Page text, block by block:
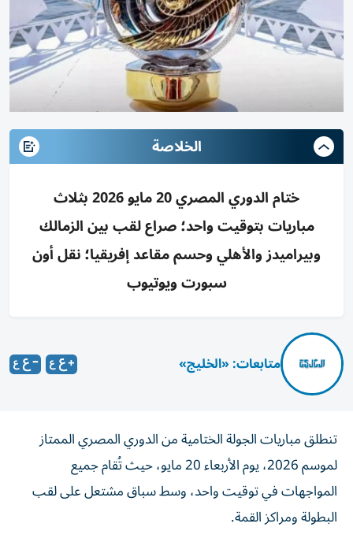
الخلاصة
ختام الدوري المصري 20 مايو 2026 بثلاث
مباريات بتوقيت واحد؛ صراع لقب بين الزمالك
وبيراميدز والأهلي وحسم مقاعد إفريقيا؛ نقل أون
سبورت ويوتيوب
متابعات: «الخليج»
تنطلق مباريات الجولة الختامية من الدوري المصري الممتاز
لموسم 2026، يوم الأربعاء 20 مايو، حيث تُقام جميع
المواجهات في توقيت واحد، وسط سباق مشتعل على لقب
البطولة ومراكز القمة.